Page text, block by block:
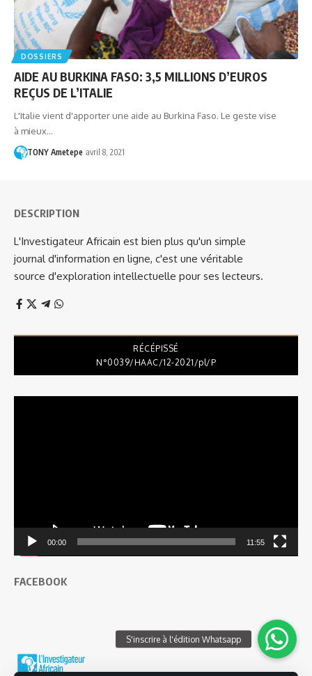
DOSSIERS
AIDE AU BURKINA FASO: 3,5 MILLIONS D’EUROS
REÇUS DE L’ITALIE
L'Italie vient d'apporter une aide au Burkina Faso. Le geste vise
à mieux…
TONY Ametepe avril 8, 2021
DESCRIPTION
L'Investigateur Africain est bien plus qu'un simple
journal d'information en ligne, c'est une véritable
source d'exploration intellectuelle pour ses lecteurs.
RÉCÉPISSÉ
N°0039/HAAC/12-2021/pl/P
00:00 11:55
FACEBOOK